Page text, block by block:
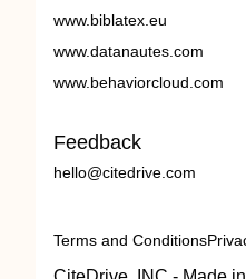
www.biblatex.eu
www.datanautes.com
www.behaviorcloud.com
Feedback
hello@citedrive.com
Terms and Conditions